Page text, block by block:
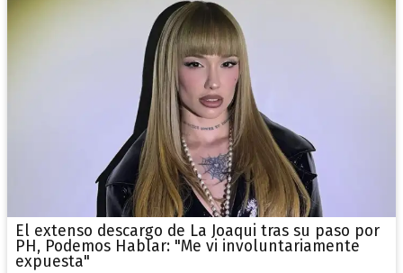
El extenso descargo de La Joaqui tras su paso por
PH, Podemos Hablar: "Me vi involuntariamente
expuesta"